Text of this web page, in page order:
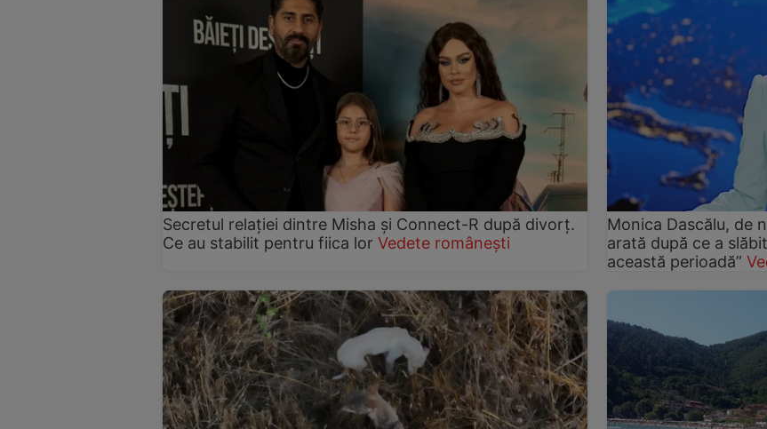
Secretul relației dintre Misha și Connect-R după divorț.
Ce au stabilit pentru fiica lor Vedete românești
Monica Dascălu, de
arată după ce a
această perioadă”